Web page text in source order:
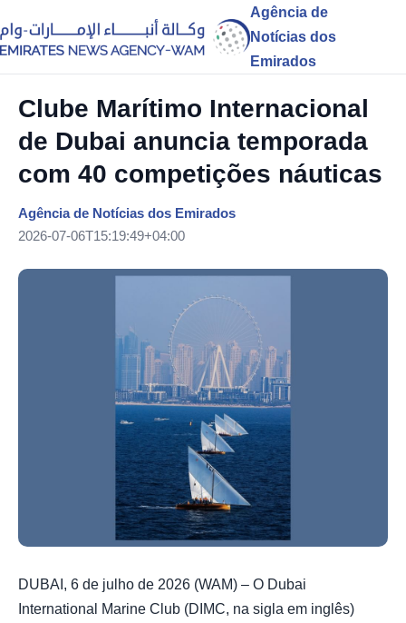
Agência de
Notícias dos
Emirados
Clube Marítimo Internacional
de Dubai anuncia temporada
com 40 competições náuticas
Agência de Notícias dos Emirados
2026-07-06T15:19:49+04:00
DUBAI, 6 de julho de 2026 (WAM) – O Dubai
International Marine Club (DIMC, na sigla em inglês)